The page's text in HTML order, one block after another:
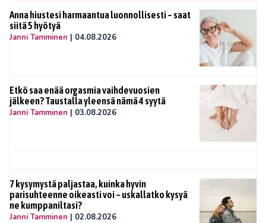
Anna hiustesi harmaantua luonnollisesti – saat
siitä 5 hyötyä
Janni Tamminen | 04.08.2026
Etkö saa enää orgasmia vaihdevuosien
jälkeen? Taustalla yleensä nämä 4 syytä
Janni Tamminen | 03.08.2026
7 kysymystä paljastaa, kuinka hyvin
parisuhteenne oikeasti voi – uskallatko kysyä
ne kumppaniltasi?
Janni Tamminen | 02.08.2026